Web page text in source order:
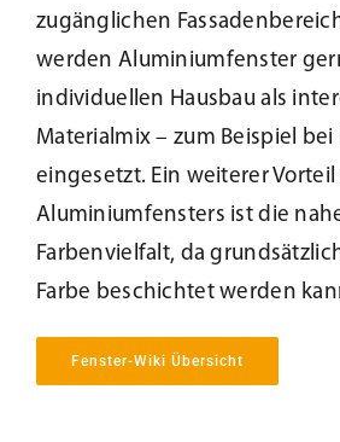
Beschattung
Fensterbänke
Shop
Konfigurator
zugänglichen
werden Aluminiumfenster
individuellen Hausbau als
Materialmix – zum Beispiel bei
eingesetzt. Ein weiterer Vorteil
Aluminiumfensters ist die
Farbenvielfalt, da
Farbe beschichtet werden
Fenster-Wiki Übersicht